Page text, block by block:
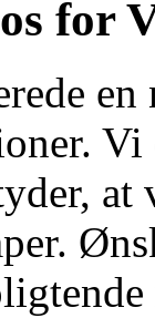
for
Vi
at